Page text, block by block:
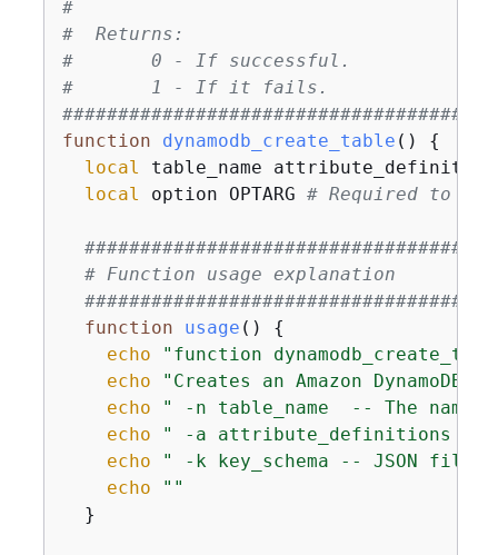
#
#  Returns:
#       0 - If successful.
#       1 - If it fails.
function
dynamodb_create_table () {
local
table_name attribute_definitions
local
option OPTARG # Required to
# Function usage explanation
function
usage () {
echo
"function
echo
"Creates an Amazon
echo
" -n table_name  -- The
echo
" -a attribute_definitions --
echo
" -k key_schema -- JSON
echo
""
  }